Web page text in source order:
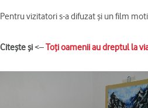
Pentru vizitatori s-a difuzat şi un film
Citeşte şi<–Toţi oamenii au dreptul la